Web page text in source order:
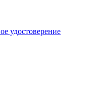
удостоверение